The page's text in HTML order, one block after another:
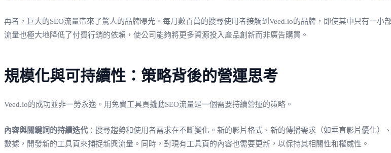
再者，巨大的SEO流量帶來了驚人的品牌曝光。每月數百萬的搜尋使用者接觸到Veed.io的品牌，即使其中只有一
流量也極大地降低了付費行銷的依賴，使公司能夠將更多資源投入產品創新而非廣告購買。
規模化與可持續性：策略背後的營運思考
Veed.io的成功並非一勞永逸。用免費工具頁撬動SEO流量是一個需要持續營運的策略。
內容與關鍵詞的持續迭代：搜尋趨勢和使用者需求在不斷變化。新的影片格式、新的傳播需求（如垂直影片優化
數據，開發新的工具頁來捕捉新興流量。同時，對現有工具頁的內容也需要更新，以保持其相關性和權威性。